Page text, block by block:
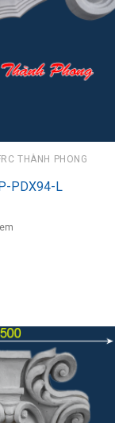
THÀNH PHONG
PDX94-L